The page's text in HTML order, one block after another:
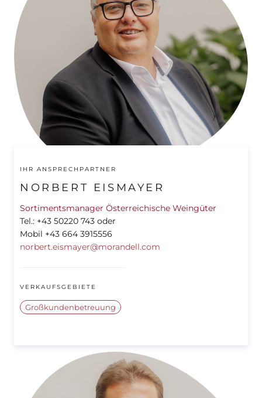
IHR ANSPRECHPARTNER
NORBERT EISMAYER
Sortimentsmanager Österreichische Weingüter
Tel.: +43 50220 743 oder
Mobil +43 664 3915556
norbert.eismayer@morandell.com
VERKAUFSGEBIETE
Großkundenbetreuung